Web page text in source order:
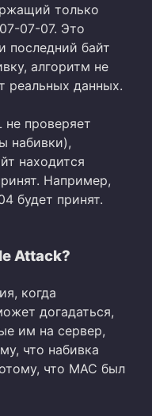
только
07-07. Это
последний байт
алгоритм не
реальных данных.
не проверяет
набивки),
находится
Например,
будет принят.
Attack?
когда
догадаться,
им на сервер,
что набивка
что MAC был